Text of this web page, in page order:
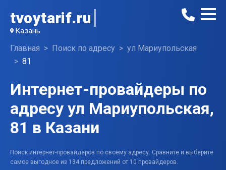
tvoytarif.ru
Казань
Главная Поиск по адресу
ул Мариупольская
81
Интернет-провайдеры по
адресу ул Мариупольская,
81 в Казани
Поиск интернет-провайдеров по своему адресу. Сравните и выберите
самое выгодное из 134 предложений от 10 провайдеров.